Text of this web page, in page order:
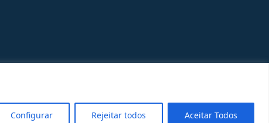
Configurar Rejeitar todos Aceitar Todos